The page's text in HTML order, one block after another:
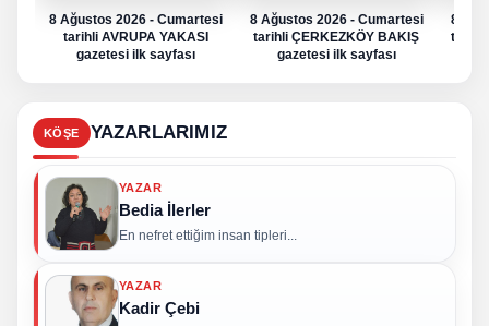
8 Ağustos 2026 - Cumartesi
tarihli AVRUPA YAKASI
gazetesi ilk sayfası
8 Ağustos 2026 - Cumartesi
tarihli ÇERKEZKÖY BAKIŞ
gazetesi ilk sayfası
8
tarihli
KÖŞE YAZARLARIMIZ
YAZAR
Bedia İlerler
En nefret ettiğim insan tipleri...
YAZAR
Kadir Çebi